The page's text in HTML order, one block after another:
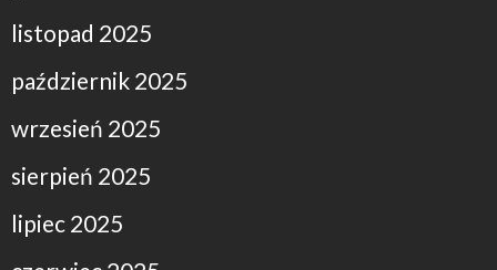
listopad 2025
październik 2025
wrzesień 2025
sierpień 2025
lipiec 2025